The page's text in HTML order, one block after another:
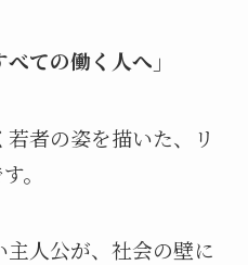
ての働く人へ」
者の姿を描いた、リ
。
人公が、社会の壁に